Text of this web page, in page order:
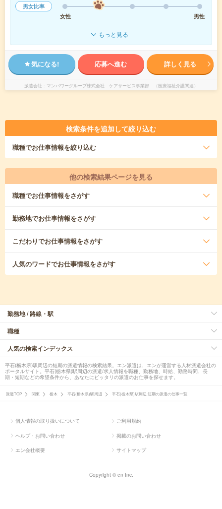
男女比率
女性
男性
もっと見る
気になる! 応募へ進む 詳しく見る
派遣会社 マンパワーグループ株式会社 ケアサービス事業部 （医療福祉介護関連）
検索条件を追加して絞り込む
職種でお仕事情報を絞り込む
他の検索結果ページを見る
職種でお仕事情報をさがす
勤務地でお仕事情報をさがす
こだわりでお仕事情報をさがす
人気のワードでお仕事情報をさがす
勤務地 / 路線・駅
職種
人気の検索インデックス
平石(栃木県)駅周辺の短期の派遣情報の検索結果。エン派遣は、エンが運営する人材派遣会社の
ポータルサイト。平石(栃木県)駅周辺の派遣/求人情報を職種、勤務地、時給、勤務時間、長
期・短期などの希望条件から、あなたにピッタリの派遣のお仕事を探せます。
派遣TOP 関東 栃木 平石(栃木県)駅周辺 平石(栃木県)駅周辺 短期の派遣の仕事一覧
個人情報の取り扱いについて ご利用規約
ヘルプ・お問い合わせ 掲載のお問い合わせ
エン会社概要 サイトマップ
Copyright © en Inc.